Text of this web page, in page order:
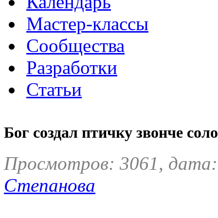
Мастер-классы
Сообщества
Разработки
Статьи
Бог создал птичку звонче
Просмотров: 3061,
Степанова